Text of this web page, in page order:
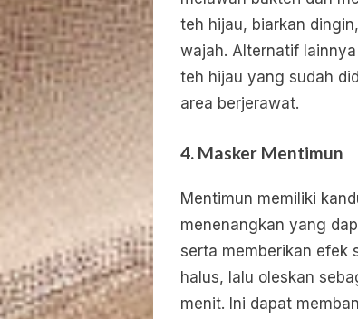
teh hijau, biarkan
wajah. Alternatif
teh hijau yang sudah
area berjerawat.
4. Masker Mentimun
Mentimun memiliki
menenangkan yang
serta memberikan efek
halus, lalu oleskan
menit. Ini dapat